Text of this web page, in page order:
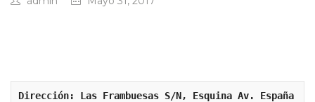
Dirección: Las Frambuesas S/N, Esquina Av. España